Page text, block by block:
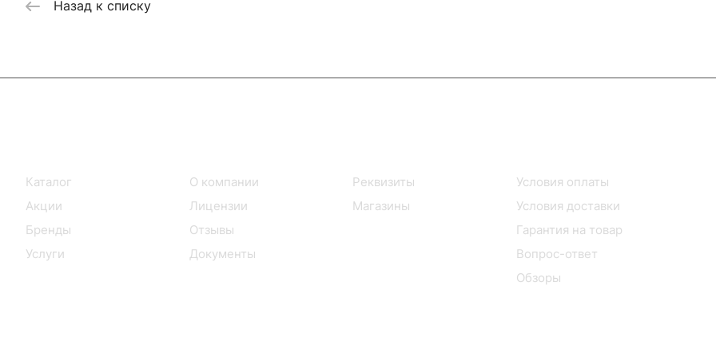
Назад к списку
Каталог
Акции
Бренды
Услуги
О компании
Лицензии
Отзывы
Документы
Реквизиты
Магазины
Условия оплаты
Условия доставки
Гарантия на товар
Вопрос-ответ
Обзоры